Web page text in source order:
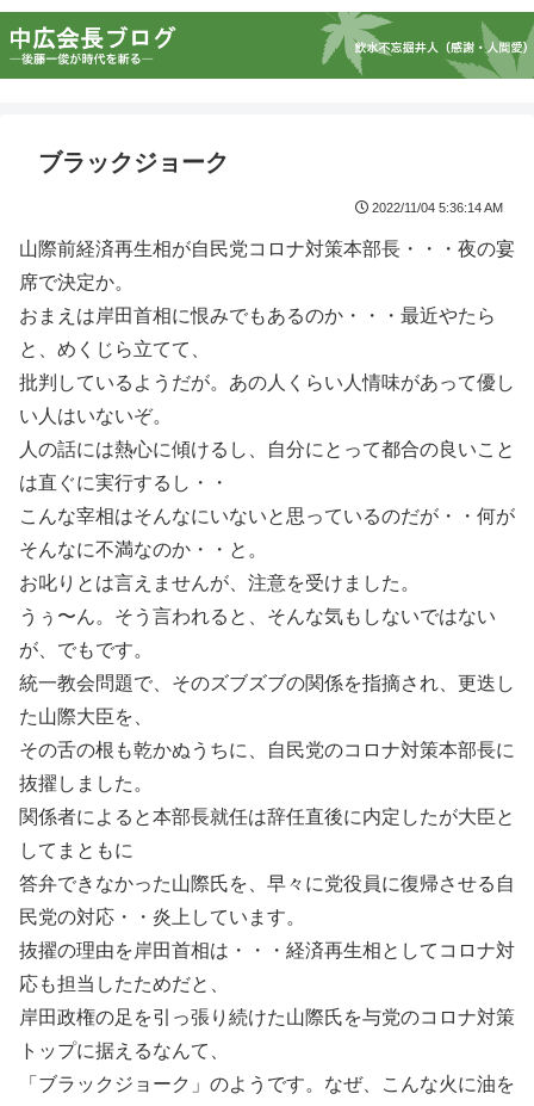
ブラックジョーク
2022/11/04 5:36:14 AM
山際前経済再生相が自民党コロナ対策本部長・・・夜の宴
席で決定か。
おまえは岸田首相に恨みでもあるのか・・・最近やたら
と、めくじら立てて、
批判しているようだが。あの人くらい人情味があって優し
い人はいないぞ。
人の話には熱心に傾けるし、自分にとって都合の良いこと
は直ぐに実行するし・・
こんな宰相はそんなにいないと思っているのだが・・何が
そんなに不満なのか・・と。
お叱りとは言えませんが、注意を受けました。
うぅ〜ん。そう言われると、そんな気もしないではない
が、でもです。
統一教会問題で、そのズブズブの関係を指摘され、更迭し
た山際大臣を、
その舌の根も乾かぬうちに、自民党のコロナ対策本部長に
抜擢しました。
関係者によると本部長就任は辞任直後に内定したが大臣と
してまともに
答弁できなかった山際氏を、早々に党役員に復帰させる自
民党の対応・・炎上しています。
抜擢の理由を岸田首相は・・・経済再生相としてコロナ対
応も担当したためだと、
岸田政権の足を引っ張り続けた山際氏を与党のコロナ対策
トップに据えるなんて、
「ブラックジョーク」のようです。なぜ、こんな火に油を